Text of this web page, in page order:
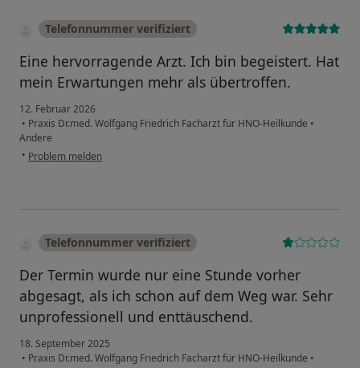
Telefonnummer verifiziert
Eine hervorragende Arzt. Ich bin begeistert. Hat
mein Erwartungen mehr als übertroffen.
12. Februar 2026
• Praxis Dr.med. Wolfgang Friedrich Facharzt für HNO-Heilkunde •
Andere
• Problem melden
Telefonnummer verifiziert
Der Termin wurde nur eine Stunde vorher
abgesagt, als ich schon auf dem Weg war. Sehr
unprofessionell und enttäuschend.
18. September 2025
• Praxis Dr.med. Wolfgang Friedrich Facharzt für HNO-Heilkunde •